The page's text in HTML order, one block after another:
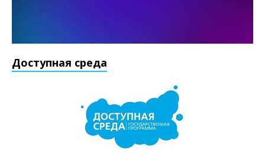
Доступная среда